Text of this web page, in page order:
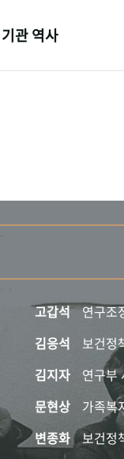
기관 역사
고갑석 연구조
김응석 보건정
김지자 연구부
문현상 가족복
변종화 보건정